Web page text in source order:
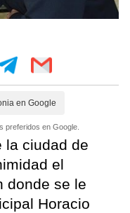
en Google
preferidos en Google.
la ciudad de
el
donde se le
Horacio